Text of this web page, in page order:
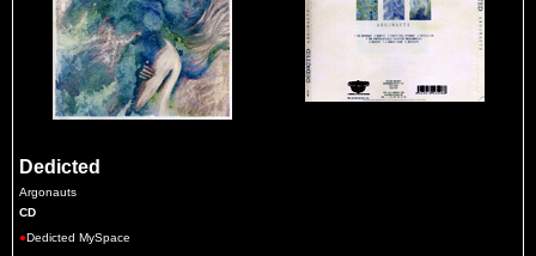
Dedicted
Argonauts
CD
●Dedicted MySpace